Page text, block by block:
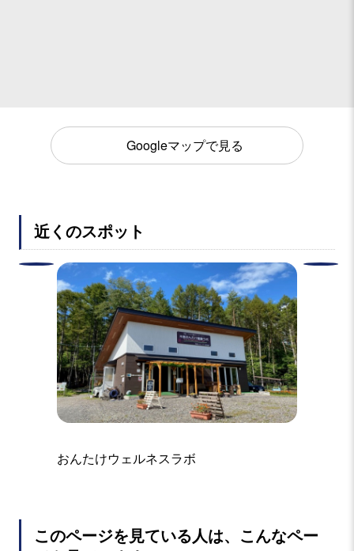
Googleマップで見る
近くのスポット
おんたけウェルネスラボ
このページを見ている人は、こんなペー